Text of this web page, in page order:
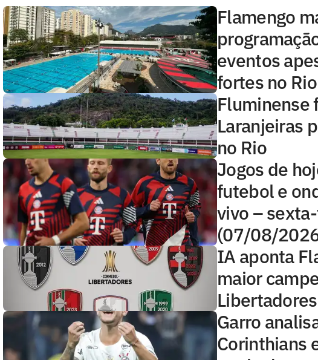
Flamengo
eventos
fortes no Rio
Fluminense
Laranjeiras
no Rio
Jogos de
futebol e
vivo –
(07/08/
IA aponta
maior
Garro
Corinthians